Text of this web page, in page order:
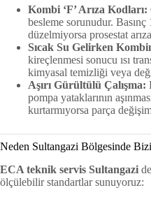
Kombi ‘F’ Arıza Kodları:
besleme sorunudur.
düzelmiyorsa prosestat
Sıcak Su Gelirken
kireçlenmesi sonucu ısı
kimyasal temizliği veya
Aşırı Gürültülü Çalışma:
pompa yataklarının
kurtarmıyorsa parça
Neden Sultangazi Bölgesinde
ECA teknik servis Sultangazi
ölçülebilir standartlar sunuyoruz: